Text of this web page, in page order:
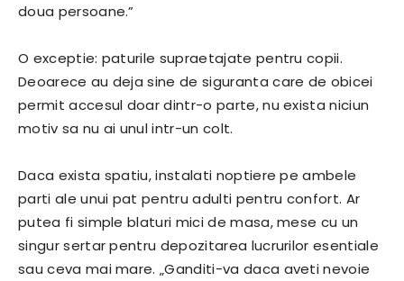
doua persoane.”
O exceptie: paturile supraetajate pentru copii.
Deoarece au deja sine de siguranta care de obicei
permit accesul doar dintr-o parte, nu exista niciun
motiv sa nu ai unul intr-un colt.
Daca exista spatiu, instalati noptiere pe ambele
parti ale unui pat pentru adulti pentru confort. Ar
putea fi simple blaturi mici de masa, mese cu un
singur sertar pentru depozitarea lucrurilor esentiale
sau ceva mai mare. „Ganditi-va daca aveti nevoie